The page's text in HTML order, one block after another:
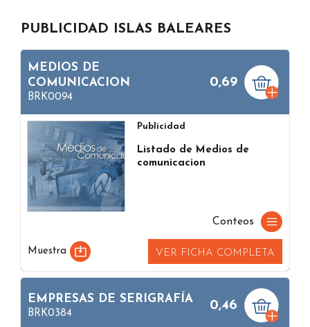
PUBLICIDAD ISLAS BALEARES
MEDIOS DE
COMUNICACION
BRK0094
0,69
Publicidad
Listado de Medios de
comunicacion
Conteos
Muestra VER FICHA COMPLETA
EMPRESAS DE SERIGRAFÍA
BRK0384
0,46